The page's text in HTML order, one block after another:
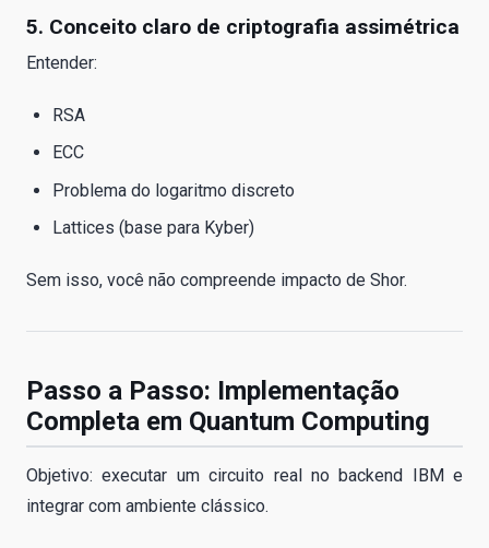
5. Conceito claro de criptografia assimétrica
Entender:
RSA
ECC
Problema do logaritmo discreto
Lattices (base para Kyber)
Sem isso, você não compreende impacto de Shor.
Passo a Passo: Implementação
Completa em Quantum Computing
Objetivo: executar um circuito real no backend IBM e
integrar com ambiente clássico.